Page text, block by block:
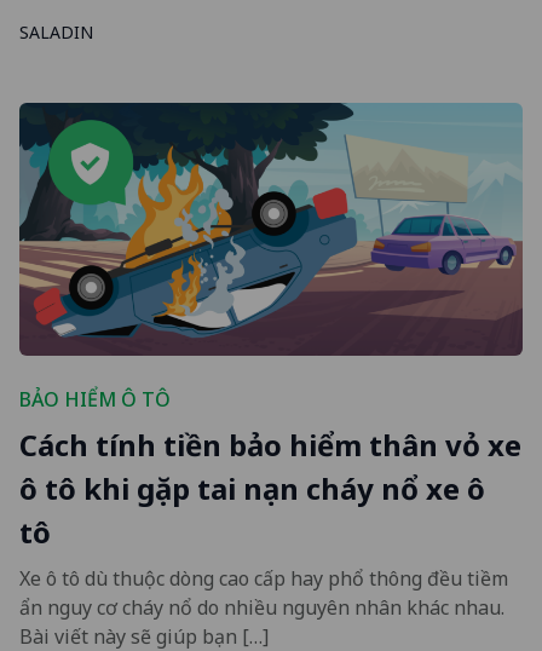
SALADIN
BẢO HIỂM Ô TÔ
Cách tính tiền bảo hiểm thân vỏ xe
ô tô khi gặp tai nạn cháy nổ xe ô
tô
Xe ô tô dù thuộc dòng cao cấp hay phổ thông đều tiềm
ẩn nguy cơ cháy nổ do nhiều nguyên nhân khác nhau.
Bài viết này sẽ giúp bạn […]